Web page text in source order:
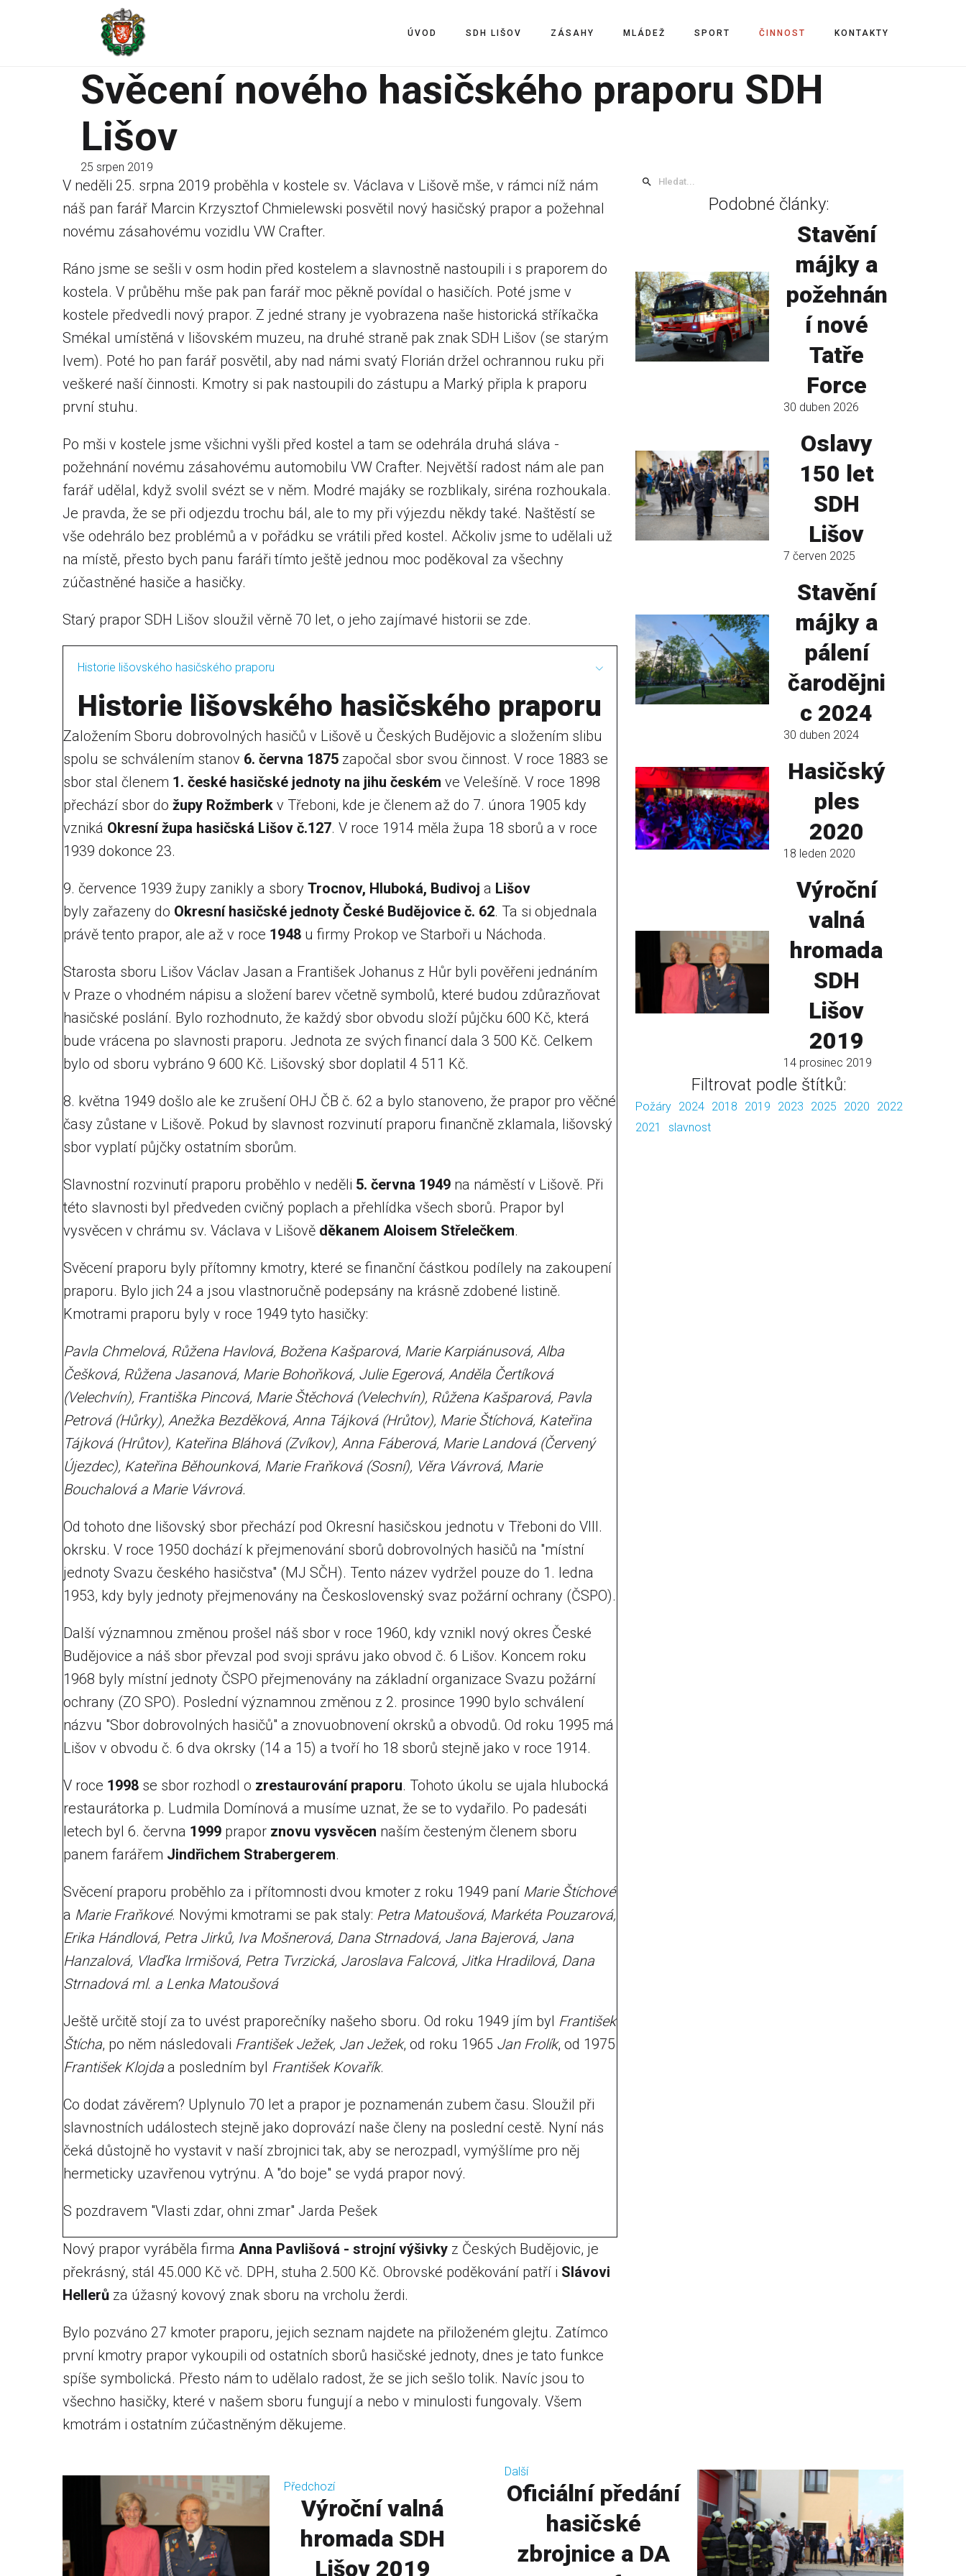
ÚVOD SDH LIŠOV ZÁSAHY MLÁDEŽ SPORT ČINNOST KONTAKTY
Svěcení nového hasičského praporu SDH
Lišov
25 srpen 2019
V neděli 25. srpna 2019 proběhla v kostele sv. Václava v Lišově mše, v rámci níž nám
náš pan farář Marcin Krzysztof Chmielewski posvětil nový hasičský prapor a požehnal
novému zásahovému vozidlu VW Crafter.
Ráno jsme se sešli v osm hodin před kostelem a slavnostně nastoupili i s praporem do
kostela. V průběhu mše pak pan farář moc pěkně povídal o hasičích. Poté jsme v
kostele předvedli nový prapor. Z jedné strany je vyobrazena naše historická stříkačka
Smékal umístěná v lišovském muzeu, na druhé straně pak znak SDH Lišov (se starým
lvem). Poté ho pan farář posvětil, aby nad námi svatý Florián držel ochrannou ruku při
veškeré naší činnosti. Kmotry si pak nastoupili do zástupu a Marký připla k praporu
první stuhu.
Po mši v kostele jsme všichni vyšli před kostel a tam se odehrála druhá sláva -
požehnání novému zásahovému automobilu VW Crafter. Největší radost nám ale pan
farář udělal, když svolil svézt se v něm. Modré majáky se rozblikaly, siréna rozhoukala.
Je pravda, že se při odjezdu trochu bál, ale to my při výjezdu někdy také. Naštěstí se
vše odehrálo bez problémů a v pořádku se vrátili před kostel. Ačkoliv jsme to udělali už
na místě, přesto bych panu faráři tímto ještě jednou moc poděkoval za všechny
zúčastněné hasiče a hasičky.
Starý prapor SDH Lišov sloužil věrně 70 let, o jeho zajímavé historii se zde.
Historie lišovského hasičského praporu
Historie lišovského hasičského praporu
Založením Sboru dobrovolných hasičů v Lišově u Českých Budějovic a složením slibu
spolu se schválením stanov 6. června 1875 započal sbor svou činnost. V roce 1883 se
sbor stal členem 1. české hasičské jednoty na jihu českém ve Velešíně. V roce 1898
přechází sbor do župy Rožmberk v Třeboni, kde je členem až do 7. února 1905 kdy
vzniká Okresní župa hasičská Lišov č.127. V roce 1914 měla župa 18 sborů a v roce
1939 dokonce 23.
9. července 1939 župy zanikly a sbory Trocnov, Hluboká, Budivoj a Lišov
byly zařazeny do Okresní hasičské jednoty České Budějovice č. 62. Ta si objednala
právě tento prapor, ale až v roce 1948 u firmy Prokop ve Starboři u Náchoda.
Starosta sboru Lišov Václav Jasan a František Johanus z Hůr byli pověřeni jednáním
v Praze o vhodném nápisu a složení barev včetně symbolů, které budou zdůrazňovat
hasičské poslání. Bylo rozhodnuto, že každý sbor obvodu složí půjčku 600 Kč, která
bude vrácena po slavnosti praporu. Jednota ze svých financí dala 3 500 Kč. Celkem
bylo od sboru vybráno 9 600 Kč. Lišovský sbor doplatil 4 511 Kč.
8. května 1949 došlo ale ke zrušení OHJ ČB č. 62 a bylo stanoveno, že prapor pro věčné
časy zůstane v Lišově. Pokud by slavnost rozvinutí praporu finančně zklamala, lišovský
sbor vyplatí půjčky ostatním sborům.
Slavnostní rozvinutí praporu proběhlo v neděli 5. června 1949 na náměstí v Lišově. Při
této slavnosti byl předveden cvičný poplach a přehlídka všech sborů. Prapor byl
vysvěcen v chrámu sv. Václava v Lišově děkanem Aloisem Střelečkem.
Svěcení praporu byly přítomny kmotry, které se finanční částkou podílely na zakoupení
praporu. Bylo jich 24 a jsou vlastnoručně podepsány na krásně zdobené listině.
Kmotrami praporu byly v roce 1949 tyto hasičky:
Pavla Chmelová, Růžena Havlová, Božena Kašparová, Marie Karpiánusová, Alba
Češková, Růžena Jasanová, Marie Bohoňková, Julie Egerová, Anděla Čertíková
(Velechvín), Františka Pincová, Marie Štěchová (Velechvín), Růžena Kašparová, Pavla
Petrová (Hůrky), Anežka Bezděková, Anna Tájková (Hrůtov), Marie Štíchová, Kateřina
Tájková (Hrůtov), Kateřina Bláhová (Zvíkov), Anna Fáberová, Marie Landová (Červený
Újezdec), Kateřina Běhounková, Marie Fraňková (Sosní), Věra Vávrová, Marie
Bouchalová a Marie Vávrová.
Od tohoto dne lišovský sbor přechází pod Okresní hasičskou jednotu v Třeboni do VIII.
okrsku. V roce 1950 dochází k přejmenování sborů dobrovolných hasičů na "místní
jednoty Svazu českého hasičstva" (MJ SČH). Tento název vydržel pouze do 1. ledna
1953, kdy byly jednoty přejmenovány na Československý svaz požární ochrany (ČSPO).
Další významnou změnou prošel náš sbor v roce 1960, kdy vznikl nový okres České
Budějovice a náš sbor převzal pod svoji správu jako obvod č. 6 Lišov. Koncem roku
1968 byly místní jednoty ČSPO přejmenovány na základní organizace Svazu požární
ochrany (ZO SPO). Poslední významnou změnou z 2. prosince 1990 bylo schválení
názvu "Sbor dobrovolných hasičů" a znovuobnovení okrsků a obvodů. Od roku 1995 má
Lišov v obvodu č. 6 dva okrsky (14 a 15) a tvoří ho 18 sborů stejně jako v roce 1914.
V roce 1998 se sbor rozhodl o zrestaurování praporu. Tohoto úkolu se ujala hlubocká
restaurátorka p. Ludmila Domínová a musíme uznat, že se to vydařilo. Po padesáti
letech byl 6. června 1999 prapor znovu vysvěcen naším česteným členem sboru
panem farářem Jindřichem Strabergerem.
Svěcení praporu proběhlo za i přítomnosti dvou kmoter z roku 1949 paní Marie Štíchové
a Marie Fraňkové. Novými kmotrami se pak staly: Petra Matoušová, Markéta Pouzarová,
Erika Hándlová, Petra Jirků, Iva Mošnerová, Dana Strnadová, Jana Bajerová, Jana
Hanzalová, Vlaďka Irmišová, Petra Tvrzická, Jaroslava Falcová, Jitka Hradilová, Dana
Strnadová ml. a Lenka Matoušová
Ještě určitě stojí za to uvést praporečníky našeho sboru. Od roku 1949 jím byl František
Štícha, po něm následovali František Ježek, Jan Ježek, od roku 1965 Jan Frolík, od 1975
František Klojda a posledním byl František Kovařík.
Co dodat závěrem? Uplynulo 70 let a prapor je poznamenán zubem času. Sloužil při
slavnostních událostech stejně jako doprovází naše členy na poslední cestě. Nyní nás
čeká důstojně ho vystavit v naší zbrojnici tak, aby se nerozpadl, vymýšlíme pro něj
hermeticky uzavřenou vytrýnu. A "do boje" se vydá prapor nový.
S pozdravem "Vlasti zdar, ohni zmar" Jarda Pešek
Nový prapor vyráběla firma Anna Pavlišová - strojní výšivky z Českých Budějovic, je
překrásný, stál 45.000 Kč vč. DPH, stuha 2.500 Kč. Obrovské poděkování patří i Slávovi
Hellerů za úžasný kovový znak sboru na vrcholu žerdi.
Bylo pozváno 27 kmoter praporu, jejich seznam najdete na přiloženém glejtu. Zatímco
první kmotry prapor vykoupili od ostatních sborů hasičské jednoty, dnes je tato funkce
spíše symbolická. Přesto nám to udělalo radost, že se jich sešlo tolik. Navíc jsou to
všechno hasičky, které v našem sboru fungují a nebo v minulosti fungovaly. Všem
kmotrám i ostatním zúčastněným děkujeme.
Podobné články:
Stavění
májky a
požehnán
í nové
Tatře
Force
30 duben 2026
Oslavy
150 let
SDH
Lišov
7 červen 2025
Stavění
májky a
pálení
čarodějni
c 2024
30 duben 2024
Hasičský
ples
2020
18 leden 2020
Výroční
valná
hromada
SDH
Lišov
2019
14 prosinec 2019
Filtrovat podle štítků:
Požáry 2024 2018 2019 2023 2025 2020
2022
2021
slavnost
Předchozí
Výroční valná
hromada SDH
Lišov 2019
Další
Oficiální předání
hasičské
zbrojnice a DA